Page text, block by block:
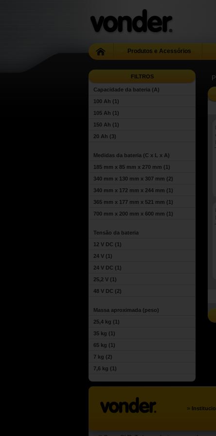
Produtos e Acessórios
FILTROS
Capacidade da bateria (A)
100 Ah (1)
105 Ah (1)
150 Ah (1)
20 Ah (3)
Medidas da bateria (C x L x A)
185 mm x 85 mm x 270 mm (1)
340 mm x 130 mm x 307 mm (2)
340 mm x 172 mm x 244 mm (1)
365 mm x 177 mm x 521 mm (1)
700 mm x 200 mm x 600 mm (1)
Tensão da bateria
12 V DC (1)
24 V (1)
24 V DC (1)
25,2 V (1)
48 V DC (2)
Massa aproximada (peso)
25,4 kg (1)
35 kg (1)
65 kg (1)
7 kg (2)
7,6 kg (1)
»